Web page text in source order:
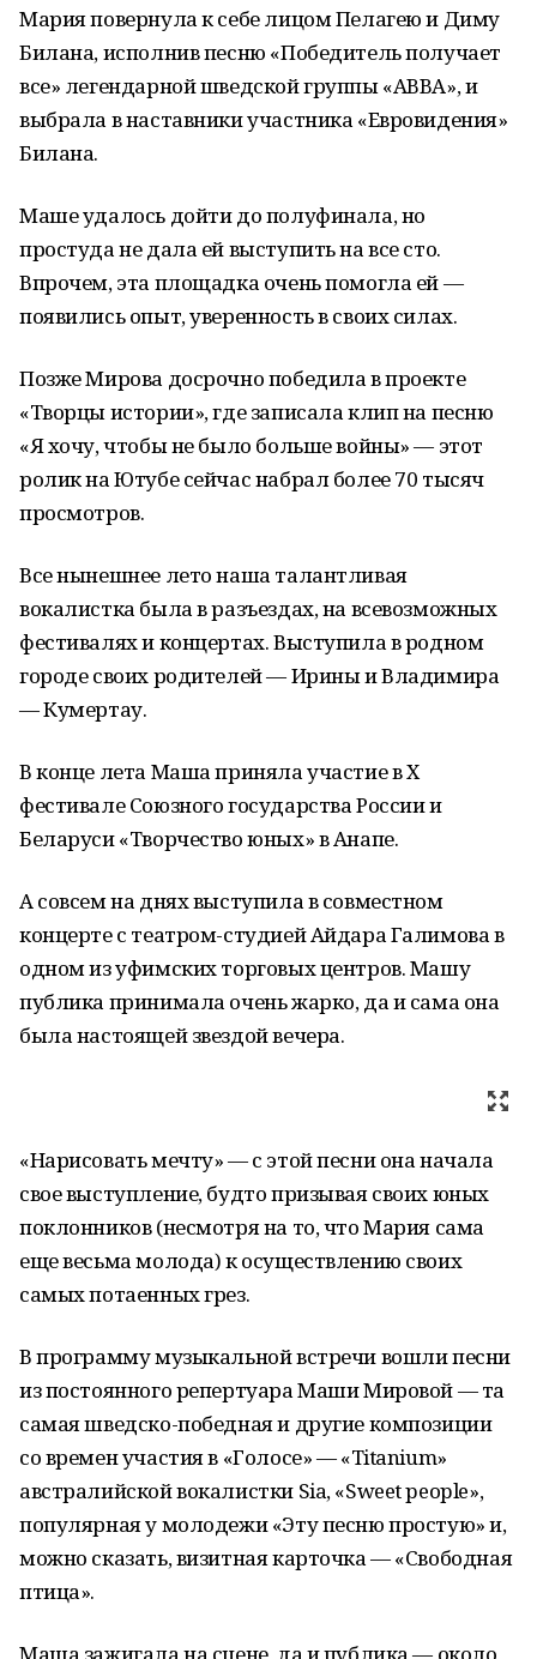
Мария повернула к себе лицом Пелагею и Диму
Билана, исполнив песню «Победитель получает
все» легендарной шведской группы «ABBA», и
выбрала в наставники участника «Евровидения»
Билана.
Маше удалось дойти до полуфинала, но
простуда не дала ей выступить на все сто.
Впрочем, эта площадка очень помогла ей —
появились опыт, уверенность в своих силах.
Позже Мирова досрочно победила в проекте
«Творцы истории», где записала клип на песню
«Я хочу, чтобы не было больше войны» — этот
ролик на Ютубе сейчас набрал более 70 тысяч
просмотров.
Все нынешнее лето наша талантливая
вокалистка была в разъездах, на всевозможных
фестивалях и концертах. Выступила в родном
городе своих родителей — Ирины и Владимира
— Кумертау.
В конце лета Маша приняла участие в Х
фестивале Союзного государства России и
Беларуси «Творчество юных» в Анапе.
А совсем на днях выступила в совместном
концерте с театром-студией Айдара Галимова в
одном из уфимских торговых центров. Машу
публика принимала очень жарко, да и сама она
была настоящей звездой вечера.
«Нарисовать мечту» — с этой песни она начала
свое выступление, будто призывая своих юных
поклонников (несмотря на то, что Мария сама
еще весьма молода) к осуществлению своих
самых потаенных грез.
В программу музыкальной встречи вошли песни
из постоянного репертуара Маши Мировой — та
самая шведско-победная и другие композиции
со времен участия в «Голосе» — «Тitanium»
австралийской вокалистки Sia, «Sweet people»,
популярная у молодежи «Эту песню простую» и,
можно сказать, визитная карточка — «Свободная
птица».